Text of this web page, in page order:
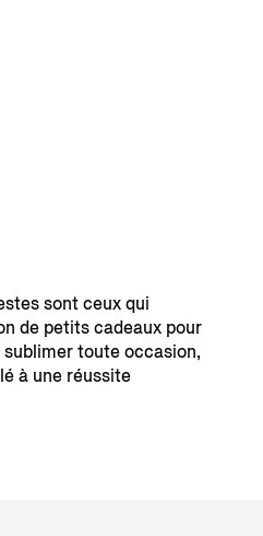
sont ceux qui
de petits cadeaux pour
toute occasion,
à une réussite